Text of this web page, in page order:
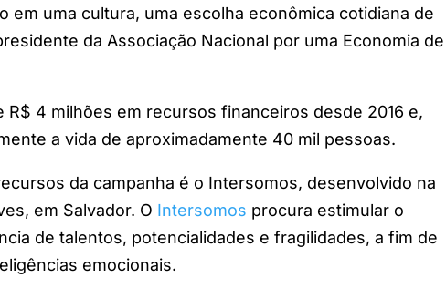
em uma cultura, uma escolha econômica cotidiana de
da Associação Nacional por uma Economia de
R$ 4 milhões em recursos financeiros desde 2016 e,
a vida de aproximadamente 40 mil pessoas.
da campanha é o Intersomos, desenvolvido na
em Salvador. O Intersomos procura estimular o
de talentos, potencialidades e fragilidades, a fim de
emocionais.